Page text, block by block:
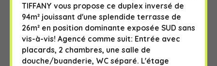
TIFFANY vous propose ce duplex inversé de
94m² jouissant d'une splendide terrasse de
26m² en position dominante exposée SUD sans
vis-à-vis! Agencé comme suit: Entrée avec
placards, 2 chambres, une salle de
douche/buanderie, WC séparé. L'étage